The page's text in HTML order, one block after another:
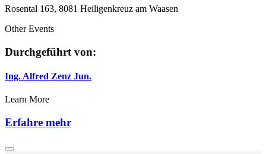
Rosental 163, 8081 Heiligenkreuz am Waasen
Other Events
Durchgeführt von:
Ing. Alfred Zenz Jun.
Learn More
Erfahre mehr